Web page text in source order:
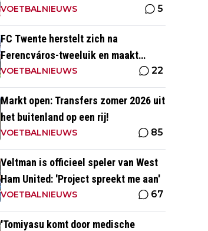
VOETBALNIEUWS 5
FC Twente herstelt zich na
Ferencváros-tweeluik en maakt
gehakt van Slowaakse opponent
VOETBALNIEUWS 22
Markt open: Transfers zomer 2026 uit
het buitenland op een rij!
VOETBALNIEUWS 85
Veltman is officieel speler van West
Ham United: 'Project spreekt me aan'
VOETBALNIEUWS 67
'Tomiyasu komt door medische